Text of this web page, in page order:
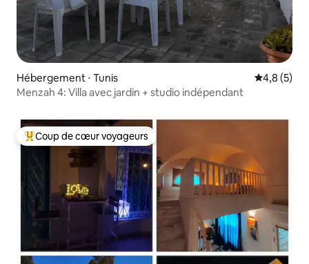
Hébergement ⋅ Tunis Évaluation
4,8 (5)
Menzah 4: Villa avec jardin + studio indépendant
Coups de cœur voyageurs les plus appréciés
Coup de cœur voyageurs